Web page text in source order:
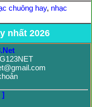
chuông hay, nhạc
nhất 2026
]